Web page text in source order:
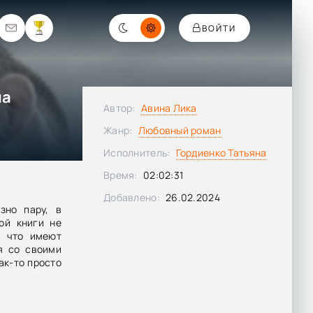
ВОЙТИ
пару, в
книги не
что имеют
со своими
то просто
уточняя
свою
Автор: Авина Лика
Жанр: Любовный роман
Исполнитель: Гордиенко Татьяна
Время: 02:02:31
Добавлено: 26.02.2024